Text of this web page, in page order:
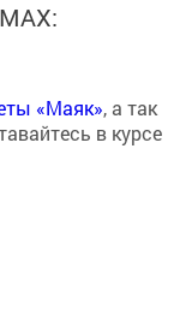
«Маяк», а так
в курсе